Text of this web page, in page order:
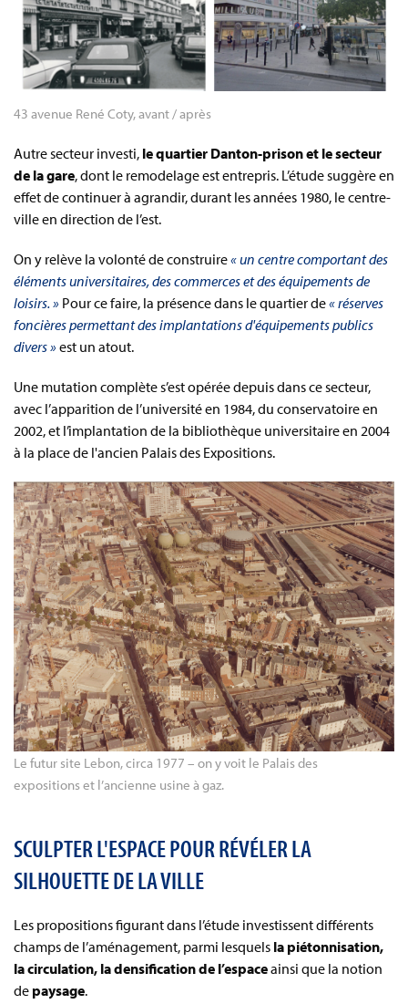
43 avenue René Coty, avant / après
Autre secteur investi, le quartier Danton-prison et le secteur
de la gare, dont le remodelage est entrepris. L’étude suggère en
effet de continuer à agrandir, durant les années 1980, le centre-
ville en direction de l’est.
On y relève la volonté de construire« un centre comportant des
éléments universitaires, des commerces et des équipements de
loisirs. » Pour ce faire, la présence dans le quartier de« réserves
foncières permettant des implantations d'équipements publics
divers » est un atout.
Une mutation complète s’est opérée depuis dans ce secteur,
avec l’apparition de l’université en 1984, du conservatoire en
2002, et l’implantation de la bibliothèque universitaire en 2004
à la place de l'ancien Palais des Expositions.
Le futur site Lebon, circa 1977 – on y voit le Palais des
expositions et l’ancienne usine à gaz.
SCULPTER L'ESPACE POUR RÉVÉLER LA
SILHOUETTE DE LA VILLE
Les propositions figurant dans l’étude investissent différents
champs de l’aménagement, parmi lesquels la piétonnisation,
la circulation, la densification de l’espaceainsi que la notion
de paysage.